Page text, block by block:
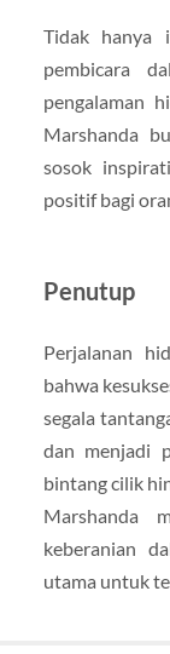
Tidak hanya
pembicara
pengalaman
Marshanda
sosok
positif bagi
Penutup
Perjalanan
bahwa
segala
dan menjadi
bintang cilik
Marshanda
keberanian
utama untuk